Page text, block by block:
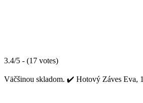
3.4/5 - (17 votes)
Väčšinou skladom. ✔️ Hotový Záves Eva,